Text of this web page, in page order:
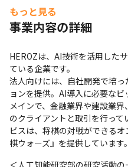
正面からぶつかることで得
を最大化できるのは今だと
常に面白い社会人生活を送
「他社のAI企業と比較して
設・エンタメを重点領域と
われるAIの企業は、そう多
身がHEROZを選んだキッ
タメ領域で事業企画やコン
めです。 「純粋な1企業と
メンバー間での繋がりに特
するときは思いっきり打ち
は結構ピリッとする雰囲気
支給PC
希望スペックのPCを用意
もっと見る
事業内容の詳細
HEROZは、AI技術を活用した
ている企業です。
法人向けには、自社開発で培
ョンを提供。AI導入に必要な
メインで、金融業界や建設業
のクライアントと取引を行っ
ビスは、将棋の対戦ができる
棋ウォーズ』を提供しています。
＜人工知能研究部の研究活動の